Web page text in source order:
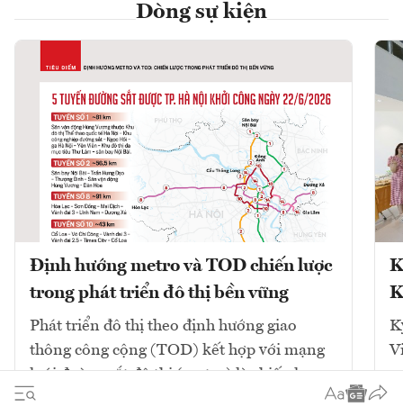
Dòng sự kiện
Định hướng metro và TOD chiến lược
trong phát triển đô thị bền vững
Phát triển đô thị theo định hướng giao
thông công cộng (TOD) kết hợp với mạng
lưới đường sắt đô thị (metro) là chiến lược
cốt lõi để giải quyết ùn tắc và tái cấu trúc